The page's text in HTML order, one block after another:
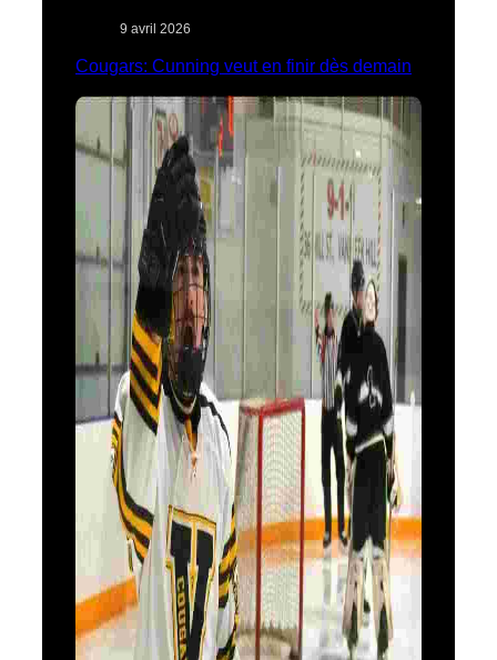
9 avril 2026
Cougars: Cunning veut en finir dès demain